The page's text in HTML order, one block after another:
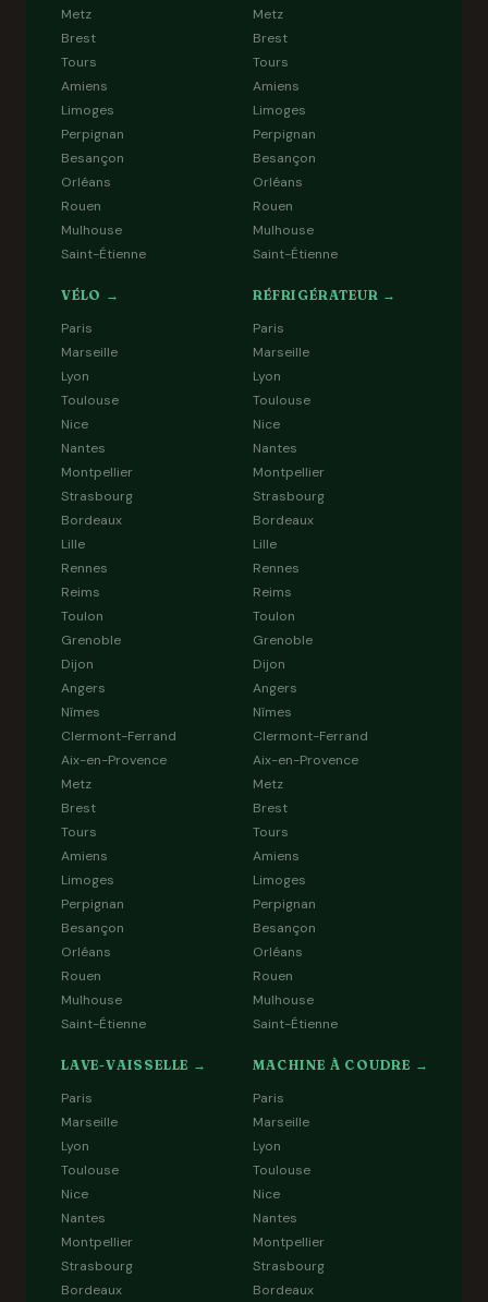
Metz
Brest
Tours
Amiens
Limoges
Perpignan
Besançon
Orléans
Rouen
Mulhouse
Saint-Étienne
Metz
Brest
Tours
Amiens
Limoges
Perpignan
Besançon
Orléans
Rouen
Mulhouse
Saint-Étienne
VÉLO →
Paris
Marseille
Lyon
Toulouse
Nice
Nantes
Montpellier
Strasbourg
Bordeaux
Lille
Rennes
Reims
Toulon
Grenoble
Dijon
Angers
Nîmes
Clermont-Ferrand
Aix-en-Provence
Metz
Brest
Tours
Amiens
Limoges
Perpignan
Besançon
Orléans
Rouen
Mulhouse
Saint-Étienne
RÉFRIGÉRATEUR →
Paris
Marseille
Lyon
Toulouse
Nice
Nantes
Montpellier
Strasbourg
Bordeaux
Lille
Rennes
Reims
Toulon
Grenoble
Dijon
Angers
Nîmes
Clermont-Ferrand
Aix-en-Provence
Metz
Brest
Tours
Amiens
Limoges
Perpignan
Besançon
Orléans
Rouen
Mulhouse
Saint-Étienne
LAVE-VAISSELLE →
Paris
Marseille
Lyon
Toulouse
Nice
Nantes
Montpellier
Strasbourg
Bordeaux
MACHINE À COUDRE →
Paris
Marseille
Lyon
Toulouse
Nice
Nantes
Montpellier
Strasbourg
Bordeaux